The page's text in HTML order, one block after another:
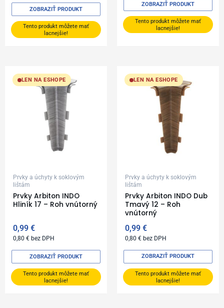
Tento produkt môžete mať
lacnejšie!
ZOBRAZIŤ PRODUKT
Tento produkt môžete mať
lacnejšie!
ZOBRAZIŤ PRODUKT
LEN NA ESHOPE
Prvky a úchyty k soklovým
lištám
Prvky Arbiton INDO
Hliník 17 – Roh vnútorný
0,99€
0,80€ bez DPH
Tento produkt môžete mať
lacnejšie!
ZOBRAZIŤ PRODUKT
LEN NA ESHOPE
Prvky a úchyty k soklovým
lištám
Prvky Arbiton INDO Dub
Tmavý 12 – Roh
vnútorný
0,99€
0,80€ bez DPH
Tento produkt môžete mať
lacnejšie!
ZOBRAZIŤ PRODUKT